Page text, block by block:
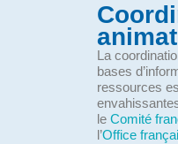
La
bases
ressources
le Comité
l’Office